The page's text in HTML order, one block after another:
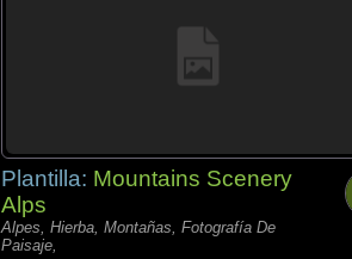
Plantilla: Mountains Scenery
Alps
Alpes, Hierba, Montañas, Fotografía De
Paisaje,